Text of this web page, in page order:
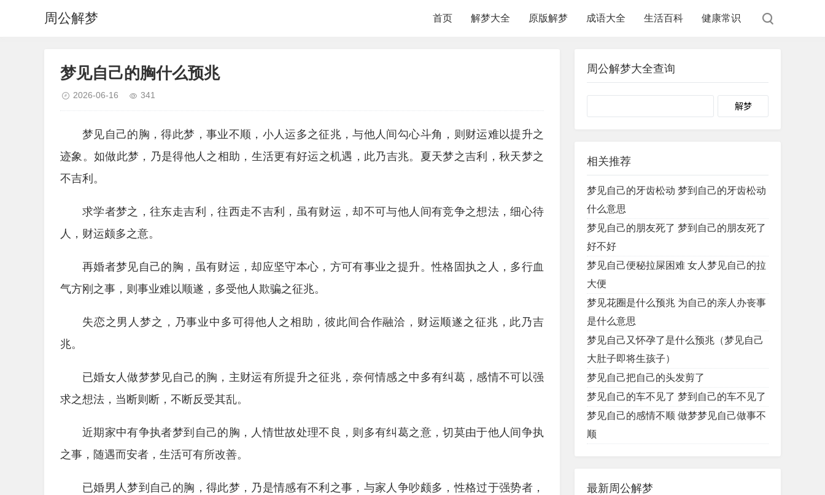
周公解梦 首页 解梦大全 原版解梦 成语大全 生活百科 健康常识
梦见自己的胸什么预兆
2026-06-16 341
梦见自己的胸，得此梦，事业不顺，小人运多之征兆，与他人间勾心斗角，则财运难以提升之
迹象。如做此梦，乃是得他人之相助，生活更有好运之机遇，此乃吉兆。夏天梦之吉利，秋天梦之
不吉利。
求学者梦之，往东走吉利，往西走不吉利，虽有财运，却不可与他人间有竞争之想法，细心待
人，财运颇多之意。
再婚者梦见自己的胸，虽有财运，却应坚守本心，方可有事业之提升。性格固执之人，多行血
气方刚之事，则事业难以顺遂，多受他人欺骗之征兆。
失恋之男人梦之，乃事业中多可得他人之相助，彼此间合作融洽，财运顺遂之征兆，此乃吉
兆。
已婚女人做梦梦见自己的胸，主财运有所提升之征兆，奈何情感之中多有纠葛，感情不可以强
求之想法，当断则断，不断反受其乱。
近期家中有争执者梦到自己的胸，人情世故处理不良，则多有纠葛之意，切莫由于他人间争执
之事，随遇而安者，生活可有所改善。
已婚男人梦到自己的胸，得此梦，乃是情感有不利之事，与家人争吵颇多，性格过于强势者，
周公解梦大全查询
Search
相关推荐
梦见自己的牙齿松动 梦到自己的牙齿松动
什么意思
梦见自己的朋友死了 梦到自己的朋友死了
好不好
梦见自己便秘拉屎困难 女人梦见自己的拉
大便
梦见花圈是什么预兆 为自己的亲人办丧事
是什么意思
梦见自己又怀孕了是什么预兆（梦见自己
大肚子即将生孩子）
梦见自己把自己的头发剪了
梦见自己的车不见了 梦到自己的车不见了
梦见自己的感情不顺 做梦梦见自己做事不
顺
最新周公解梦